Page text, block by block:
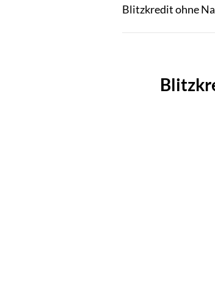
Blitzkredit ohne